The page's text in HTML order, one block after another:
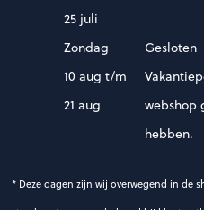
25 juli
Zondag
Gesloten
10 aug t/m
21 aug
webshop
hebben.
* Deze dagen zijn wij overwegend in de